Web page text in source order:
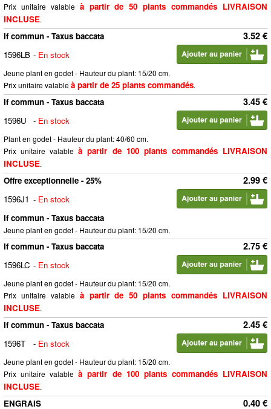
Prix unitaire valable à partir de 50 plants commandés LIVRAISON
INCLUSE.
3.52 €
If commun - Taxus baccata
1596LB - En stock
Jeune plant en godet - Hauteur du plant: 15/20 cm.
Prix unitaire valableà partir de 25 plants commandés.
3.45 €
If commun - Taxus baccata
1596U
- En stock
Plant en godet - Hauteur du plant: 40/60 cm.
Prix unitaire valableà partir de 100 plants commandés LIVRAISON
INCLUSE.
2.99 €
Offre exceptionnelle - 25%
1596J1 - En stock
If commun - Taxus baccata
Jeune plant en godet - Hauteur du plant: 15/20 cm.
2.75 €
If commun - Taxus baccata
1596LC - En stock
Jeune plant en godet - Hauteur du plant: 15/20 cm.
Prix unitaire valable à partir de 50 plants commandés LIVRAISON
INCLUSE.
2.45 €
If commun - Taxus baccata
1596T
- En stock
Jeune plant en godet - Hauteur du plant: 15/20 cm.
Prix unitaire valableà partir de 100 plants commandés LIVRAISON
INCLUSE.
0.40 €
ENGRAIS